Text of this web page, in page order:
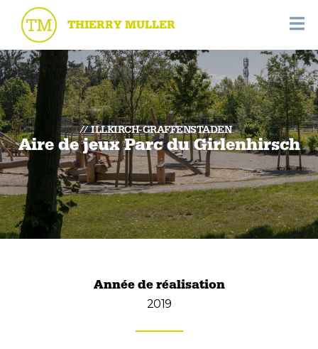
THIERRY MULLER
ILLKIRCH-GRAFFENSTADEN
Aire de jeux Parc du Girlenhirsch
Année de réalisation
2019